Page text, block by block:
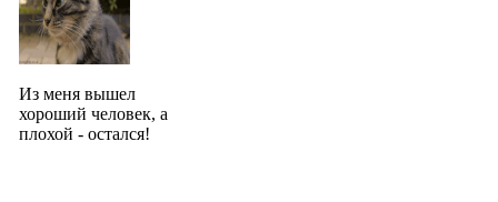
Из меня вышел
хороший человек, а
плохой - остался!